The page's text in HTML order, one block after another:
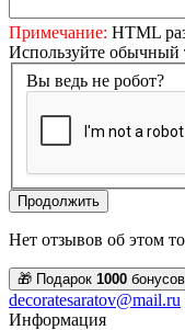
Примечание: HTML
Используйте обычный
Вы ведь не робот?
Продолжить
Нет отзывов об этом
🎁 Подарок 1000 бонусов
decoratesaratov@mail.ru
Информация